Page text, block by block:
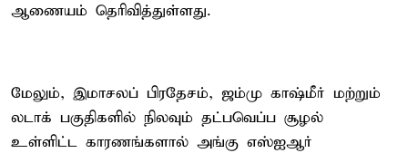
ஆணையம் தெரிவித்துள்ளது.
மேலும், இமாசலப் பிரதேசம், ஜம்மு காஷ்மீர் மற்றும்
லடாக் பகுதிகளில் நிலவும் தட்பவெப்ப சூழல்
உள்ளிட்ட காரணங்களால் அங்கு எஸ்ஐஆர்